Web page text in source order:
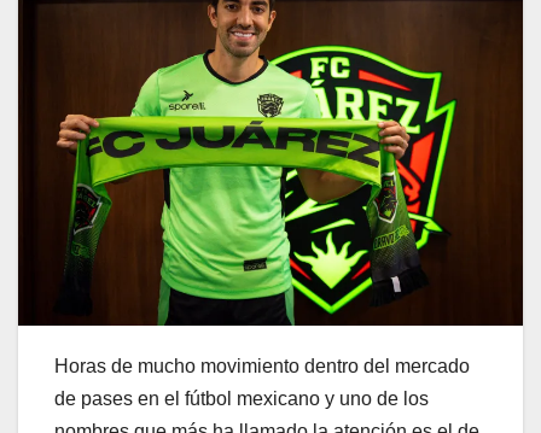
Horas de mucho movimiento dentro del mercado
de pases en el fútbol mexicano y uno de los